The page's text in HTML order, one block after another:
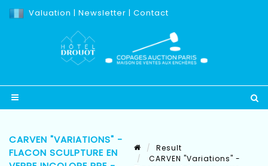
Valuation | Newsletter | Contact
CARVEN "VARIATIONS" -
FLACON SCULPTURE EN
Result
CARVEN "Variations" -